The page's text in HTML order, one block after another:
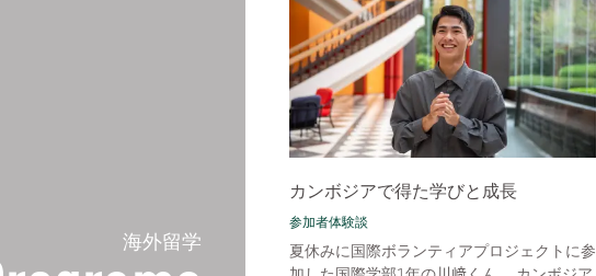
海外留学
カンボジアで得た学びと成長
参加者体験談
夏休みに国際ボランティアプロジェクトに参